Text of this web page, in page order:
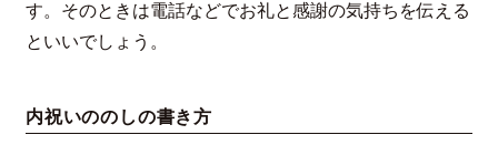
す。そのときは電話などでお礼と感謝の気持ちを伝える
といいでしょう。
内祝いののしの書き方